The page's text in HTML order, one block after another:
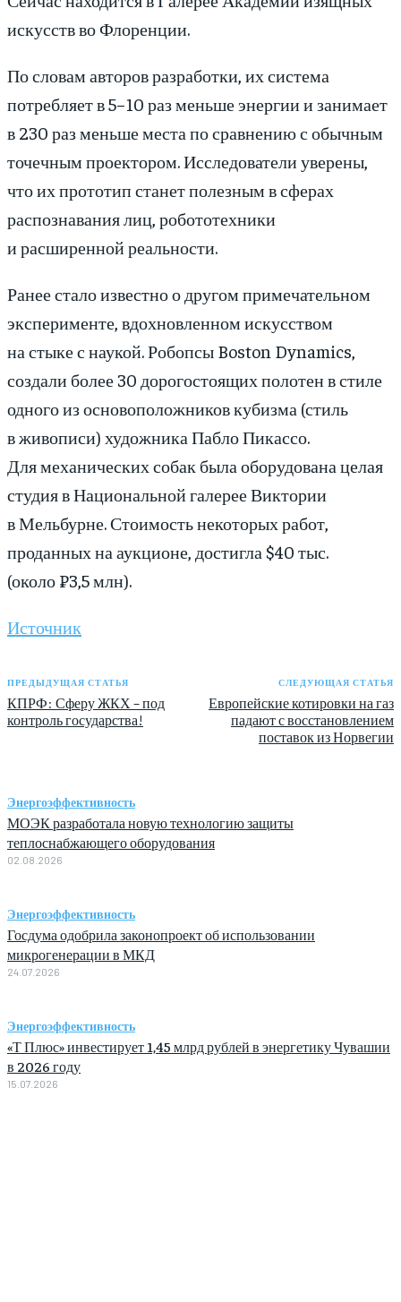
искусств во Флоренции.
По словам авторов разработки, их система
потребляет в 5−10 раз меньше энергии и занимает
в 230 раз меньше места по сравнению с обычным
точечным проектором. Исследователи уверены,
что их прототип станет полезным в сферах
распознавания лиц, робототехники
и расширенной реальности.
Ранее стало известно о другом примечательном
эксперименте, вдохновленном искусством
на стыке с наукой. Робопсы Boston Dynamics,
создали более 30 дорогостоящих полотен в стиле
одного из основоположников кубизма (стиль
в живописи) художника Пабло Пикассо.
Для механических собак была оборудована целая
студия в Национальной галерее Виктории
в Мельбурне. Стоимость некоторых работ,
проданных на аукционе, достигла $40 тыс.
(около ₽3,5 млн).
Источник
ПРЕДЫДУЩАЯ СТАТЬЯ
КПРФ: Сферу ЖКХ – под
контроль государства!
СЛЕДУЮЩАЯ СТАТЬЯ
Европейские котировки на газ
падают с восстановлением
поставок из Норвегии
Энергоэффективность
МОЭК разработала новую технологию защиты
теплоснабжающего оборудования
02.08.2026
Энергоэффективность
Госдума одобрила законопроект об использовании
микрогенерации в МКД
24.07.2026
Энергоэффективность
«Т Плюс» инвестирует 1,45 млрд рублей в энергетику Чувашии
в 2026 году
15.07.2026